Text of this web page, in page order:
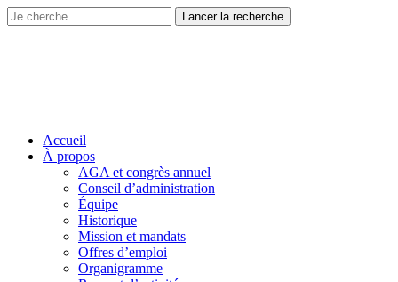
Accueil
À propos
AGA et congrès annuel
Conseil d’administration
Équipe
Historique
Mission et mandats
Offres d’emploi
Organigramme